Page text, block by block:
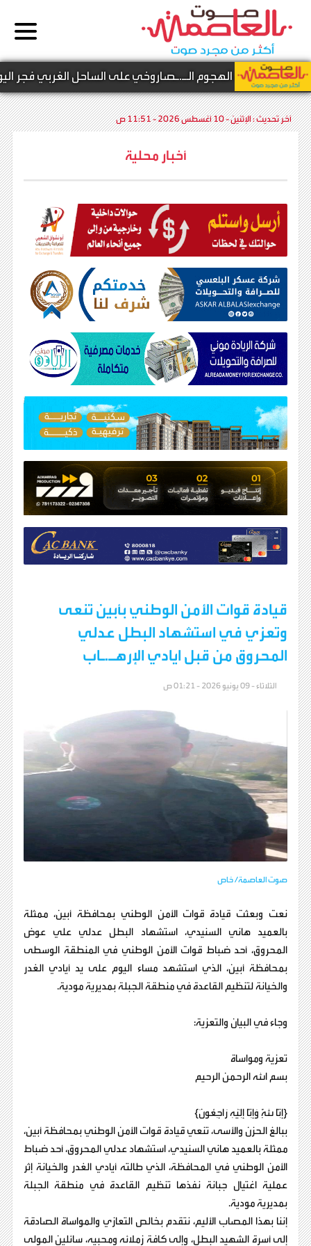
نتيجة الهجوم الـ.ـصاروخي على الساحل الغربي فجر اليوم
آخر تحديث :الإثنين - 10 أغسطس 2026 - 11:51 ص
أخبار محلية
قيادة قوات الأمن الوطني بأبين تنعى
وتعزي في استشهاد البطل عدلي
المحروق من قبل ايادي الإرهـ.ـاب
الثلاثاء - 09 يونيو 2026 - 01:21 ص
صوت العاصمة/ خاص
نعت وبعثت قيادة قوات الأمن الوطني بمحافظة أبين، ممثلة
بالعميد هاني السنيدي، استشهاد البطل عدلي علي عوض
المحروق، أحد ضباط قوات الأمن الوطني في المنطقة الوسطى
بمحافظة أبين، الذي استشهد مساء اليوم على يد أيادي الغدر
والخيانة لتنظيم القاعدة في منطقة الجبلة بمديرية مودية.
وجاء في البيان والتعزية:
تعزية ومواساة
بسم الله الرحمن الرحيم
{إِنَّا لِلَّهِ وَإِنَّا إِلَيْهِ رَاجِعُونَ}
ببالغ الحزن والأسى، تنعي قيادة قوات الأمن الوطني بمحافظة أبين،
ممثلة بالعميد هاني السنيدي، استشهاد عدلي المحروق، أحد ضباط
الأمن الوطني في المحافظة، الذي طالته أيادي الغدر والخيانة إثر
عملية اغتيال جبانة نفذها تنظيم القاعدة في منطقة الجبلة
بمديرية مودية.
إننا بهذا المصاب الأليم، نتقدم بخالص التعازي والمواساة الصادقة
إلى أسرة الشهيد البطل، وإلى كافة زملائه ومحبيه، سائلين المولى